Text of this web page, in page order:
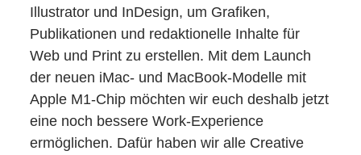
Illustrator und InDesign, um Grafiken,
Publikationen und redaktionelle Inhalte für
Web und Print zu erstellen. Mit dem Launch
der neuen iMac- und MacBook-Modelle mit
Apple M1-Chip möchten wir euch deshalb jetzt
eine noch bessere Work-Experience
ermöglichen. Dafür haben wir alle Creative